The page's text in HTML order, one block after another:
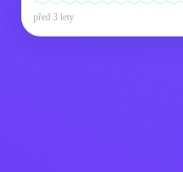
před 3 lety